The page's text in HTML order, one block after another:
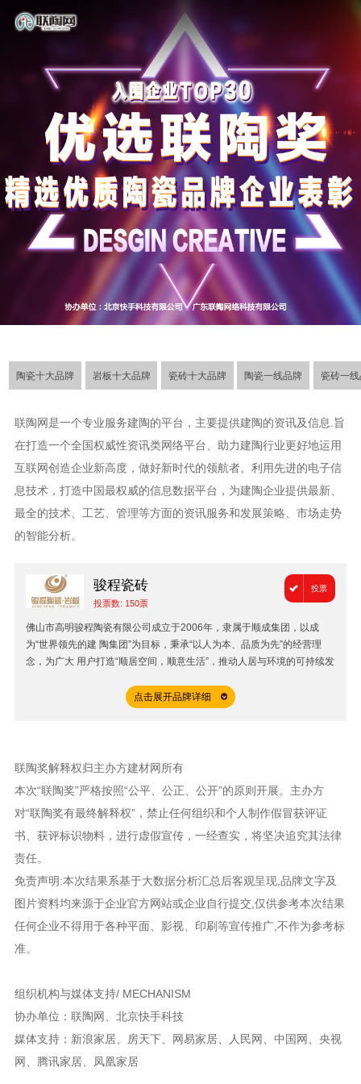
陶瓷十大品牌 岩板十大品牌 瓷砖十大品牌 陶瓷一线品牌 瓷砖一线
联陶网是一个专业服务建陶的平台，主要提供建陶的资讯及信息.旨
在打造一个全国权威性资讯类网络平台、助力建陶行业更好地运用
互联网创造企业新高度，做好新时代的领航者。利用先进的电子信
息技术，打造中国最权威的信息数据平台，为建陶企业提供最新、
最全的技术、工艺、管理等方面的资讯服务和发展策略、市场走势
的智能分析。
骏程瓷砖
投票数: 150票
佛山市高明骏程陶瓷有限公司成立于2006年，隶属于顺成集团，以成
为“世界领先的建 陶集团”为目标，秉承“以人为本、品质为先”的经营理
念，为广大 用户打造“顺居空间，顺意生活”，推动人居与环境的可持续发
牌，先后与意大利萨克米、西班牙陶利西和西斯特姆等多家国外陶瓷配套
公司达成战略合作，并凭借优质的产品和服务，先后荣获中国陶瓷行业名
级。
投票
网址：
诚信 优质 十大
大品牌 著名商标 驰名保护
点击展开品牌详细
联陶奖解释权归主办方建材网所有
本次“联陶奖”严格按照“公平、公正、公开”的原则开展。主办方
对“联陶奖有最终解释权”，禁止任何组织和个人制作假冒获评证
书、获评标识物料，进行虚假宣传，一经查实，将坚决追究其法律
责任。
免责声明:本次结果系基于大数据分析汇总后客观呈现,品牌文字及
图片资料均来源于企业官方网站或企业自行提交,仅供参考本次结果
任何企业不得用于各种平面、影视、印刷等宣传推广,不作为参考标
准。
组织机构与媒体支持/ MECHANISM
协办单位：联陶网、北京快手科技
媒体支持：新浪家居、房天下、网易家居、人民网、中国网、央视
网、腾讯家居、凤凰家居